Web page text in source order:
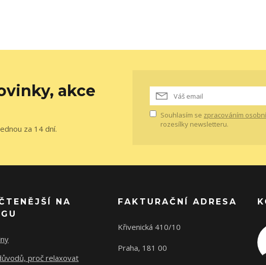
akce
za 14 dní.
Souhlasím se zpracováním
rozesílky newsletteru.
NA
proč relaxovat
FAKTURAČNÍ ADRESA
Křivenická 410/10
Praha, 181 00